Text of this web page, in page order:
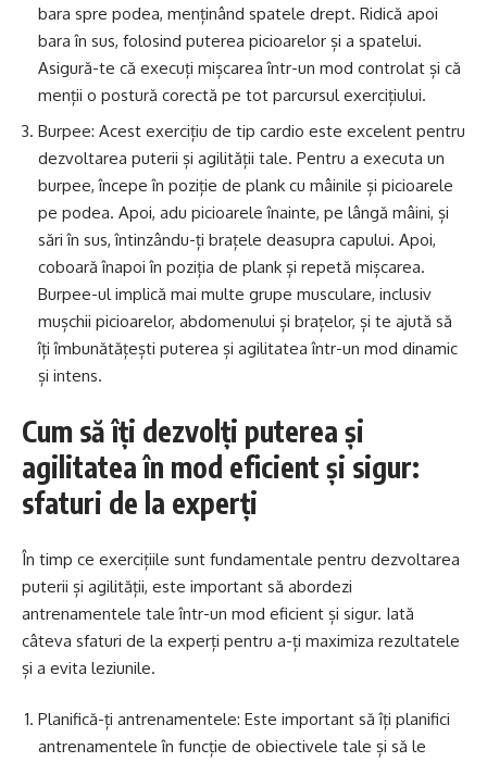
bara spre podea, menținând spatele drept. Ridică apoi
bara în sus, folosind puterea picioarelor și a spatelui.
Asigură-te că execuți mișcarea într-un mod controlat și că
menții o postură corectă pe tot parcursul exercițiului.
Burpee: Acest exercițiu de tip cardio este excelent pentru
dezvoltarea puterii și agilității tale. Pentru a executa un
burpee, începe în poziție de plank cu mâinile și picioarele
pe podea. Apoi, adu picioarele înainte, pe lângă mâini, și
sări în sus, întinzându-ți brațele deasupra capului. Apoi,
coboară înapoi în poziția de plank și repetă mișcarea.
Burpee-ul implică mai multe grupe musculare, inclusiv
mușchii picioarelor, abdomenului și brațelor, și te ajută să
îți îmbunătățești puterea și agilitatea într-un mod dinamic
și intens.
Cum să îți dezvolți puterea și
agilitatea în mod eficient și sigur:
sfaturi de la experți
În timp ce exercițiile sunt fundamentale pentru dezvoltarea
puterii și agilității, este important să abordezi
antrenamentele tale într-un mod eficient și sigur. Iată
câteva sfaturi de la experți pentru a-ți maximiza rezultatele
și a evita leziunile.
Planifică-ți antrenamentele: Este important să îți planifici
antrenamentele în funcție de obiectivele tale și să le